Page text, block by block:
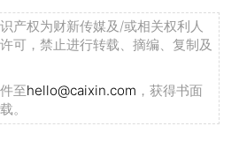
产权为财新传媒及/或相关权利人
可，禁止进行转载、摘编、复制及
至hello@caixin.com ，获得书面
。